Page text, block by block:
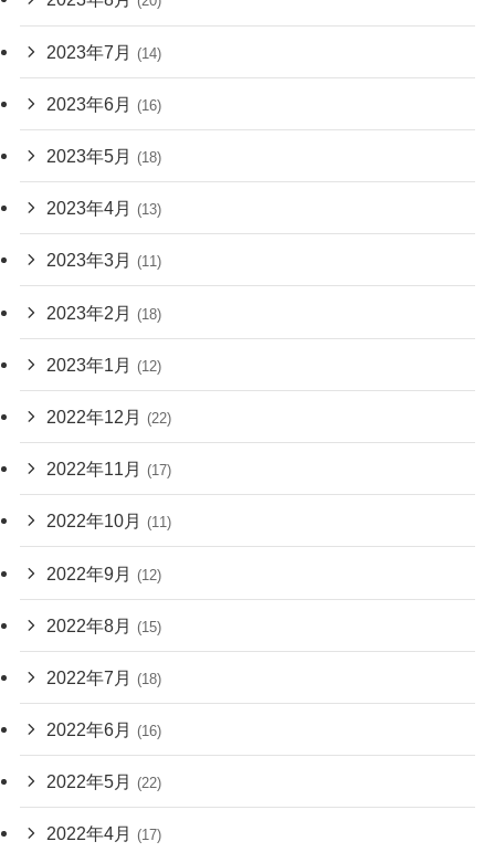
2023年7月 (14)
2023年6月 (16)
2023年5月 (18)
2023年4月 (13)
2023年3月 (11)
2023年2月 (18)
2023年1月 (12)
2022年12月 (22)
2022年11月 (17)
2022年10月 (11)
2022年9月 (12)
2022年8月 (15)
2022年7月 (18)
2022年6月 (16)
2022年5月 (22)
2022年4月 (17)